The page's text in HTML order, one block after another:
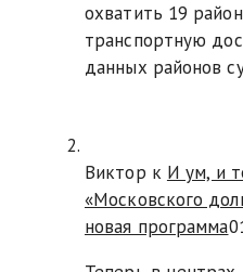
охватить 19
транспортную
данных районов
Виктор к И ум, и
«Московского
новая программа